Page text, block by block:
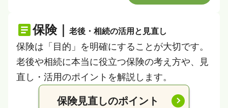
保険｜ 老後・相続の活用と見直し
保険は「目的」を明確にすることが大切です。
老後や相続に本当に役立つ保険の考え方や、見
直し・活用のポイントを解説します。
保険見直しのポイント